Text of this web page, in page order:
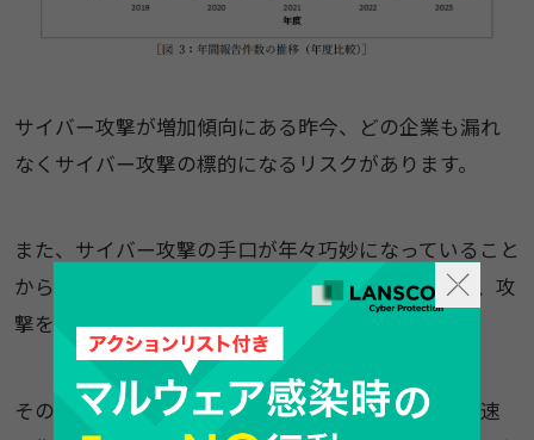
サイバー攻撃が増加傾向にある昨今、どの企業も漏れ
なくサイバー攻撃の標的になるリスクがあります。
また、サイバー攻撃の手口が年々巧妙になっていること
から、最新のセキュリティ対策を導入したとしても、攻
撃を100％防ぐことが困難になっています。
そのため、サイバー攻撃の被害を最小限に抑え、迅速